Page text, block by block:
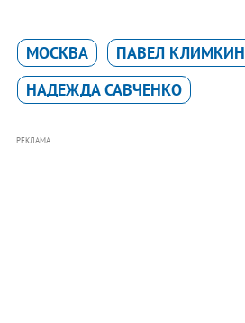
МОСКВА
ПАВЕЛ КЛИМКИН
НАДЕЖДА САВЧЕНКО
РЕКЛАМА